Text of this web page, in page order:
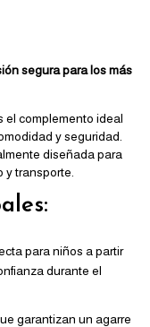
segura para los más
el complemento ideal
y seguridad.
diseñada para
transporte.
para niños a partir
durante el
garantizan un agarre